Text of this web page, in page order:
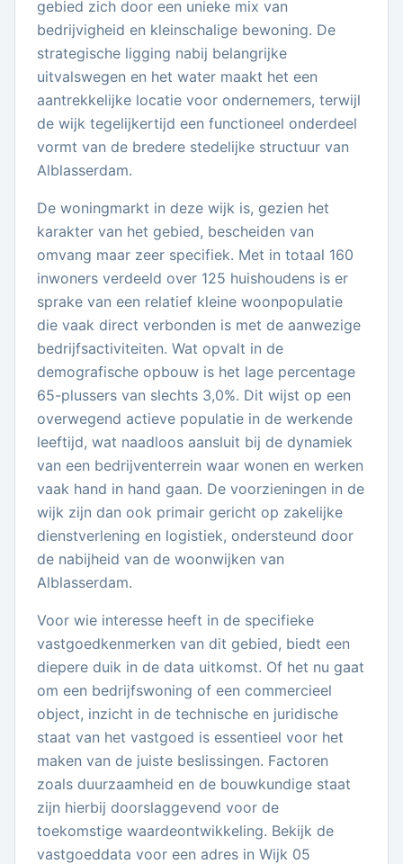
gebied zich door een unieke mix van
bedrijvigheid en kleinschalige bewoning. De
strategische ligging nabij belangrijke
uitvalswegen en het water maakt het een
aantrekkelijke locatie voor ondernemers, terwijl
de wijk tegelijkertijd een functioneel onderdeel
vormt van de bredere stedelijke structuur van
Alblasserdam.
De woningmarkt in deze wijk is, gezien het
karakter van het gebied, bescheiden van
omvang maar zeer specifiek. Met in totaal 160
inwoners verdeeld over 125 huishoudens is er
sprake van een relatief kleine woonpopulatie
die vaak direct verbonden is met de aanwezige
bedrijfsactiviteiten. Wat opvalt in de
demografische opbouw is het lage percentage
65-plussers van slechts 3,0%. Dit wijst op een
overwegend actieve populatie in de werkende
leeftijd, wat naadloos aansluit bij de dynamiek
van een bedrijventerrein waar wonen en werken
vaak hand in hand gaan. De voorzieningen in de
wijk zijn dan ook primair gericht op zakelijke
dienstverlening en logistiek, ondersteund door
de nabijheid van de woonwijken van
Alblasserdam.
Voor wie interesse heeft in de specifieke
vastgoedkenmerken van dit gebied, biedt een
diepere duik in de data uitkomst. Of het nu gaat
om een bedrijfswoning of een commercieel
object, inzicht in de technische en juridische
staat van het vastgoed is essentieel voor het
maken van de juiste beslissingen. Factoren
zoals duurzaamheid en de bouwkundige staat
zijn hierbij doorslaggevend voor de
toekomstige waardeontwikkeling. Bekijk de
vastgoeddata voor een adres in Wijk 05